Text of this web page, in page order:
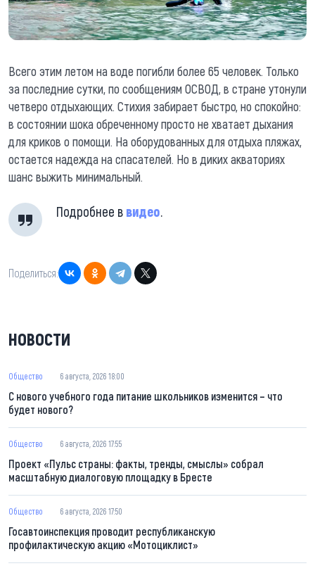
Всего этим летом на воде погибли более 65 человек. Только
за последние сутки, по сообщениям ОСВОД, в стране утонули
четверо отдыхающих. Стихия забирает быстро, но спокойно:
в состоянии шока обреченному просто не хватает дыхания
для криков о помощи. На оборудованных для отдыха пляжах,
остается надежда на спасателей. Но в диких акваториях
шанс выжить минимальный.
Подробнее в видео
Поделиться:
НОВОСТИ
Общество 6 августа, 2026 18:00
С нового учебного года питание школьников изменится – что
будет нового?
Общество 6 августа, 2026 17:55
Проект «Пульс страны: факты, тренды, смыслы» собрал
масштабную диалоговую площадку в Бресте
Общество 6 августа, 2026 17:50
Госавтоинспекция проводит республиканскую
профилактическую акцию «Мотоциклист»